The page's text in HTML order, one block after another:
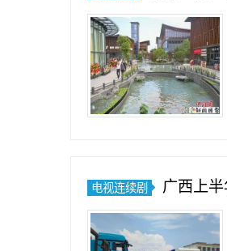
电视连续剧 广西上